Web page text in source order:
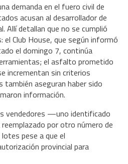
demanda en el fuero civil de
acusan al desarrollador de
Allí detallan que no se cumplió
el Club House, que según informó
el domingo 7, continúa
el asfalto prometido
incrementan sin criterios
aseguran haber sido
información.
vendedores —uno identificado
por otro número de
pese a que el
provincial para